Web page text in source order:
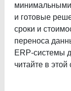
минимальными
и готовые
сроки и
переноса
ERP-системы
читайте в этой